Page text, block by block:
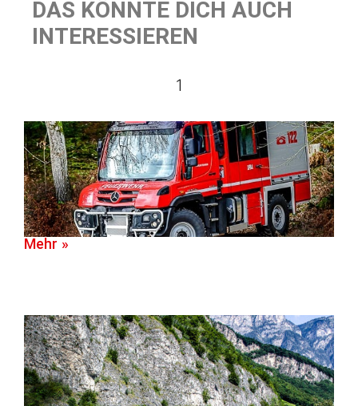
DAS KÖNNTE DICH AUCH
INTERESSIEREN
1
Mehr »